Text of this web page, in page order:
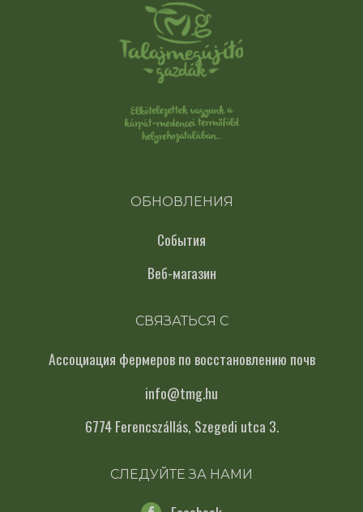
ОБНОВЛЕНИЯ
События
Веб-магазин
СВЯЗАТЬСЯ С
Ассоциация фермеров по восстановлению почв
info@tmg.hu
6774 Ferencszállás, Szegedi utca 3.
СЛЕДУЙТЕ ЗА НАМИ